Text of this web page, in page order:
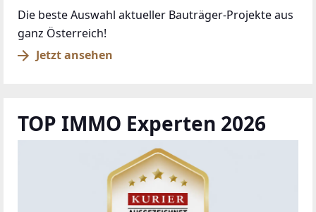
Die beste Auswahl aktueller Bauträger-Projekte aus
ganz Österreich!
Jetzt ansehen
TOP IMMO Experten 2026